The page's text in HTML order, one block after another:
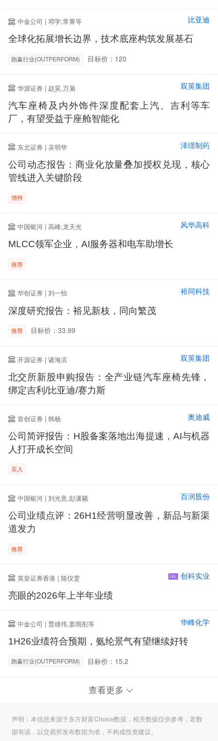
中金公司 | 邓学,常菁等 比亚迪
全球化拓展增长边界，技术底座构筑发展基石
跑赢行业(OUTPERFORM) 目标价：120
华源证券 | 赵昊,万枭 双英集团
汽车座椅及内外饰件深度配套上汽、吉利等车
厂，有望受益于座舱智能化
东北证券 | 吴明华 泽璟制药
公司动态报告：商业化放量叠加授权兑现，核心
管线进入关键阶段
增持
中国银河 | 高峰,龙天光 风华高科
MLCC领军企业，AI服务器和电车助增长
推荐
华创证券 | 刘一怡 裕同科技
深度研究报告：裕见新枝，同向繁茂
推荐 目标价：33.99
开源证券 | 诸海滨 双英集团
北交所新股申购报告：全产业链汽车座椅先锋，
绑定吉利/比亚迪/赛力斯
首创证券 | 韩杨 奥迪威
公司简评报告：H股备案落地出海提速，AI与机器
人打开成长空间
买入
中国银河 | 刘光意,彭潇颖 百润股份
公司业绩点评：26H1经营明显改善，新品与新渠
道发力
推荐
英皇证券香港 | 陈仪雯 HK 创科实业
亮眼的2026年上半年业绩
中金公司 | 贾雄伟,姜雨彤等 华峰化学
1H26业绩符合预期，氨纶景气有望继续好转
跑赢行业(OUTPERFORM) 目标价：15.2
查看更多
声明：本信息来源于东方财富Choice数据，相关数据仅供参考，若数
据有误，以交易所发布数据为准，不构成投资建议。